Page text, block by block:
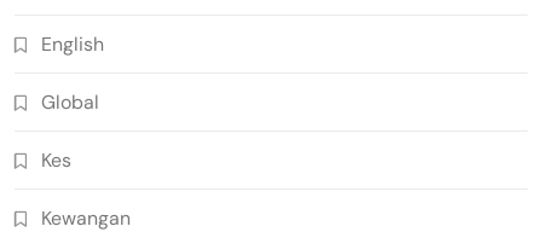
English
Global
Kes
Kewangan